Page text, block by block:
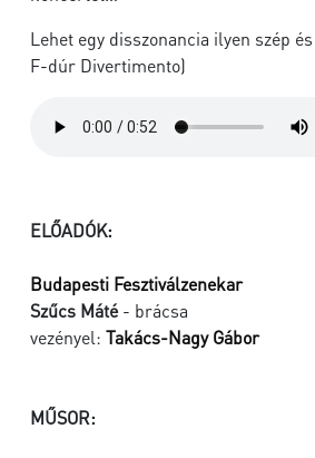
Lehet egy disszonancia ilyen szép
F-dúr Divertimento)
ELŐADÓK:
Budapesti Fesztiválzenekar
Szűcs Máté- brácsa
vezényel: Takács-Nagy Gábor
MŰSOR: